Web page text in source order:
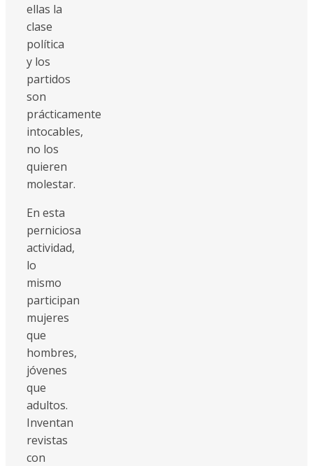
ellas la
clase
política
y los
partidos
son
prácticamente
intocables,
no los
quieren
molestar.
En esta
perniciosa
actividad,
lo
mismo
participan
mujeres
que
hombres,
jóvenes
que
adultos.
Inventan
revistas
con